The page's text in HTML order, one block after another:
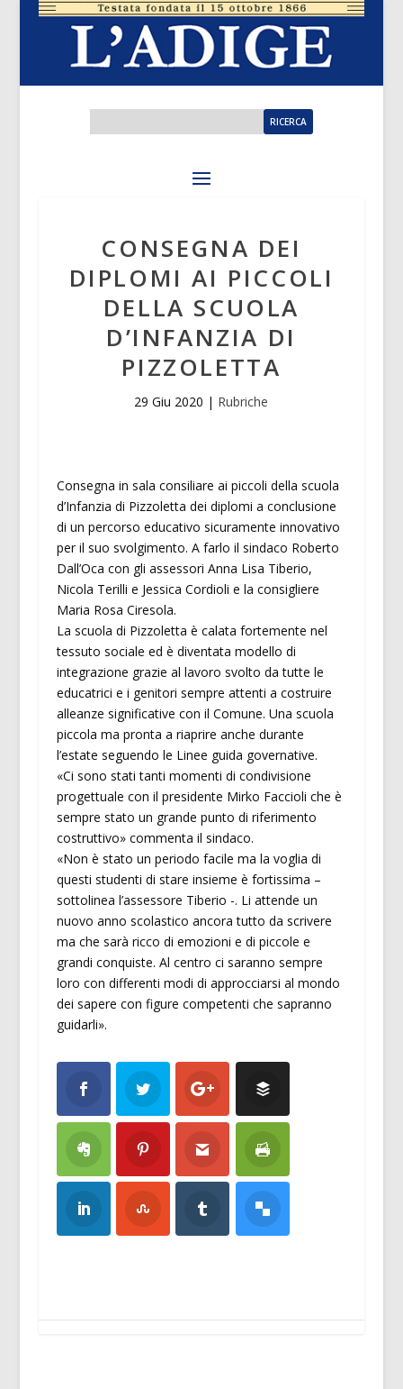
CONSEGNA DEI
DIPLOMI AI PICCOLI
DELLA SCUOLA
D’INFANZIA DI
PIZZOLETTA
29 Giu 2020 | Rubriche
Consegna in sala consiliare ai piccoli della scuola
d’Infanzia di Pizzoletta dei diplomi a conclusione
di un percorso educativo sicuramente innovativo
per il suo svolgimento. A farlo il sindaco Roberto
Dall’Oca con gli assessori Anna Lisa Tiberio,
Nicola Terilli e Jessica Cordioli e la consigliere
Maria Rosa Ciresola.
La scuola di Pizzoletta è calata fortemente nel
tessuto sociale ed è diventata modello di
integrazione grazie al lavoro svolto da tutte le
educatrici e i genitori sempre attenti a costruire
alleanze significative con il Comune. Una scuola
piccola ma pronta a riaprire anche durante
l’estate seguendo le Linee guida governative.
«Ci sono stati tanti momenti di condivisione
progettuale con il presidente Mirko Faccioli che è
sempre stato un grande punto di riferimento
costruttivo» commenta il sindaco.
«Non è stato un periodo facile ma la voglia di
questi studenti di stare insieme è fortissima –
sottolinea l’assessore Tiberio -. Li attende un
nuovo anno scolastico ancora tutto da scrivere
ma che sarà ricco di emozioni e di piccole e
grandi conquiste. Al centro ci saranno sempre
loro con differenti modi di approcciarsi al mondo
dei sapere con figure competenti che sapranno
guidarli».